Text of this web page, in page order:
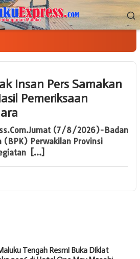
Insan Pers Samakan
Pemeriksaan
(7/8/2026)-Badan
(BPK) Perwakilan Provinsi
[…]
Tengah Resmi Buka Diklat